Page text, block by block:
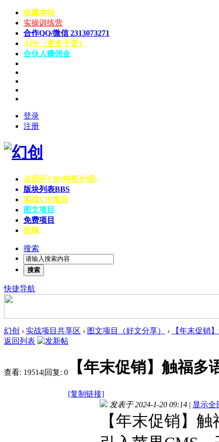
收藏本站
实操训练营
合作QQ/微信 2313073271
APP（更多干货）
合伙人赚佣金
登录
注册
点我开VIP(特权介绍)
版块列表BBS
实战VIP项目
图文项目
免费项目
投稿
搜索
搜索
快捷导航
幻创 › 实战项目共享区 › 图文项目（好文分享） ›
【年末促销
返回列表
查看: 19514|回复: 0 【年末促销】触福
[复制链接]
发表于 2024-1-20 09:14 | 显示全
【年末促销】